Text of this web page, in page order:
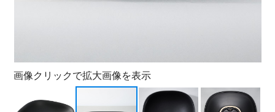
画像クリックで拡大画像を表示